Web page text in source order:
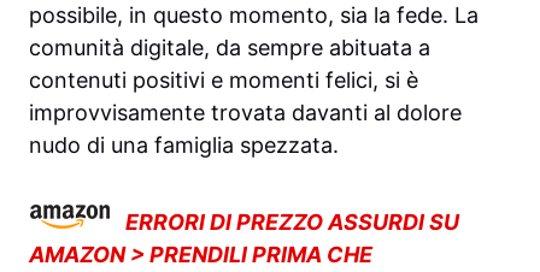
possibile, in questo momento, sia la fede. La
comunità digitale, da sempre abituata a
contenuti positivi e momenti felici, si è
improvvisamente trovata davanti al dolore
nudo di una famiglia spezzata.
ERRORI DI PREZZO ASSURDI SU
AMAZON > PRENDILI PRIMA CHE